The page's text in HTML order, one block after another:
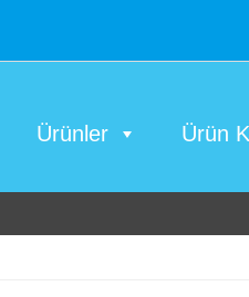
Ürünler Ürün